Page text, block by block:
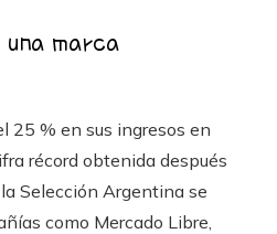
marca
25 % en sus ingresos en
récord obtenida después
Selección Argentina se
como Mercado Libre,